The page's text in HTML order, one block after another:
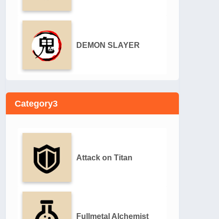
DEMON SLAYER
Category3
Attack on Titan
Fullmetal Alchemist